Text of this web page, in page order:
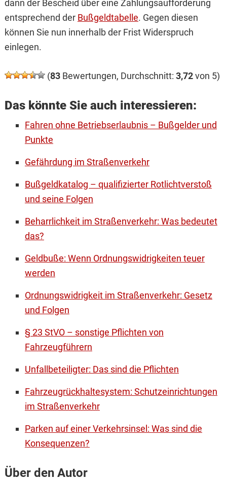
dann der Bescheid über eine Zahlungsaufforderung
entsprechend der Bußgeldtabelle. Gegen diesen
können Sie nun innerhalb der Frist Widerspruch
einlegen.
(83Bewertungen, Durchschnitt: 3,72von 5)
Das könnte Sie auch interessieren:
Fahren ohne Betriebserlaubnis – Bußgelder und
Punkte
Gefährdung im Straßenverkehr
Bußgeldkatalog – qualifizierter Rotlichtverstoß
und seine Folgen
Beharrlichkeit im Straßenverkehr: Was bedeutet
das?
Geldbuße: Wenn Ordnungswidrigkeiten teuer
werden
Ordnungswidrigkeit im Straßenverkehr: Gesetz
und Folgen
§ 23 StVO – sonstige Pflichten von
Fahrzeugführern
Unfallbeteiligter: Das sind die Pflichten
Fahrzeugrückhaltesystem: Schutzeinrichtungen
im Straßenverkehr
Parken auf einer Verkehrsinsel: Was sind die
Konsequenzen?
Über den Autor